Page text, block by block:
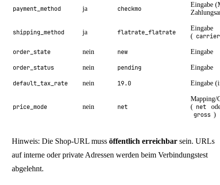
payment_method ja checkmo
Eingabe
shipping_method ja flatrate_flatrate
Eingabe
(
order_state
nein new Eingabe
order_status nein pending Eingabe
default_tax_rate nein 19.0 Eingabe
price_mode nein net
Mapping/
( net
gross )
Hinweis: Die Shop-URL muss öffentlich erreichbar sein. URLs
auf interne oder private Adressen werden beim Verbindungstest
abgelehnt.